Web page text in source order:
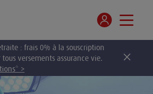
: frais 0% à la souscription
tous versements assurance vie.
>